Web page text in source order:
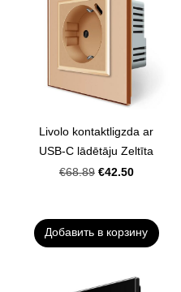
Livolo kontaktligzda ar
USB-C lādētāju Zeltīta
€68.89 €42.50
Добавить в корзину